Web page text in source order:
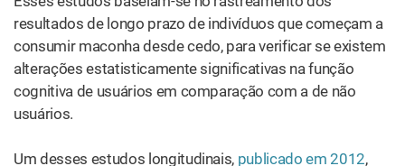
resultados de longo prazo de indivíduos que começam a
consumir maconha desde cedo, para verificar se existem
alterações estatisticamente significativas na função
cognitiva de usuários em comparação com a de não
usuários.
Um desses estudos longitudinais, publicado em 2012,